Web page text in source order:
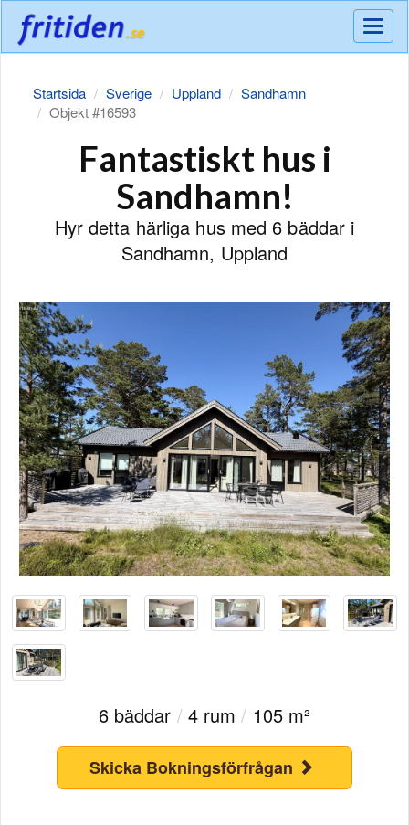
Meny
Startsida Sverige Uppland
Sandhamn
Objekt #16593
Fantastiskt hus i
Sandhamn!
Hyr detta härliga hus med 6 bäddar i
Sandhamn, Uppland
6 bäddar /4 rum/ 105 m²
Skicka Bokningsförfrågan